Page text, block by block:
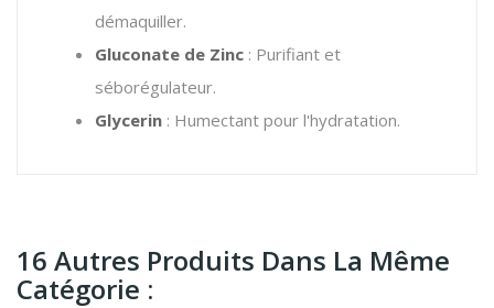
démaquiller.
Gluconate de Zinc : Purifiant et
séborégulateur.
Glycerin : Humectant pour l'hydratation.
16 Autres Produits Dans La Même
Catégorie :